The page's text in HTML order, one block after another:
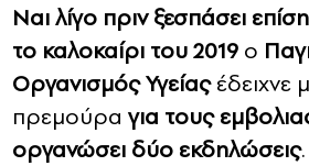
Ναι λίγο πριν ξεσπάσει
το καλοκαίρι του 2019 ο
Οργανισμός Υγείαςέδειχνε
πρεμούρα για τους
οργανώσει δύο εκδηλώσεις.